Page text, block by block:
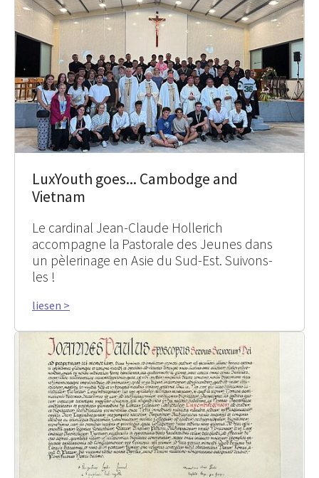
LuxYouth goes... Cambodge and
Vietnam
Le cardinal Jean-Claude Hollerich
accompagne la Pastorale des Jeunes dans
un pèlerinage en Asie du Sud-Est. Suivons-
les !
liesen >